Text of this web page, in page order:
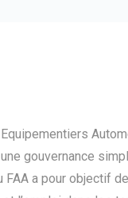
gouvernance
a pour objectif